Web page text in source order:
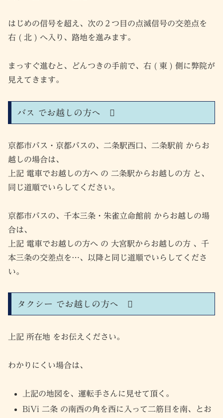
はじめの信号を超え、次の２つ目の点滅信号の交差点を
右 ( 北 ) へ入り、路地を進みます。
まっすぐ進むと、どんつきの手前で、右 ( 東 ) 側に弊院が
見えてきます。
バス でお越しの方へ
京都市バス・京都バスの、二条駅西口、二条駅前 からお
越しの場合は、
上記 電車でお越しの方へ の 二条駅からお越しの方 と、
同じ道順でいらしてください。
京都市バスの、千本三条・朱雀立命館前 からお越しの場
合は、
上記 電車でお越しの方へ の 大宮駅からお越しの方 、千
本三条の交差点を…、以降と同じ道順でいらしてくださ
い。
タクシー でお越しの方へ
上記 所在地 をお伝えください。
わかりにくい場合は、
上記の地図を、運転手さんに見せて頂く。
BiVi 二条 の南西の角を西に入って二筋目を南、とお